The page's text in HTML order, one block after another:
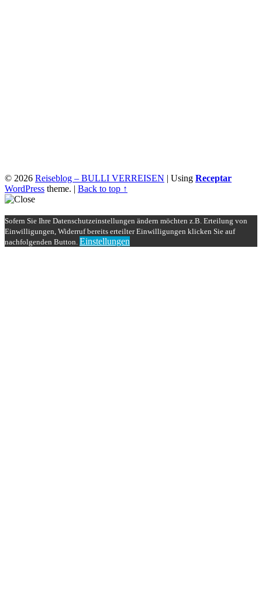
© 2026 Reiseblog – BULLI VERREISEN | Using Receptar
WordPress theme. | Back to top ↑
Sofern Sie Ihre Datenschutzeinstellungen ändern möchten z.B. Erteilung von
Einwilligungen, Widerruf bereits erteilter Einwilligungen klicken Sie auf
nachfolgenden Button. Einstellungen